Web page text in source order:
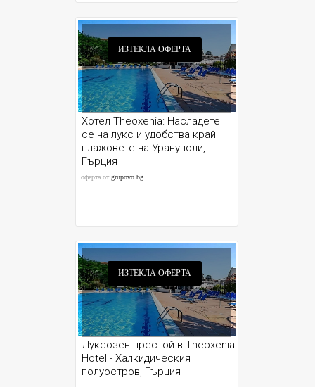
ИЗТЕКЛА ОФЕРТА
Хотел Theoxenia: Насладете
се на лукс и удобства край
плажовете на Урануполи,
Гърция
оферта отgrupovo.bg
ИЗТЕКЛА ОФЕРТА
Луксозен престой в Theoxenia
Hotel - Халкидическия
полуостров, Гърция